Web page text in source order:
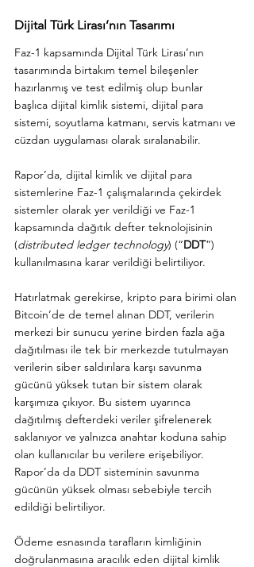
Dijital Türk Lirası’nın Tasarımı
Faz-1 kapsamında Dijital Türk Lirası’nın
tasarımında birtakım temel bileşenler
hazırlanmış ve test edilmiş olup bunlar
başlıca dijital kimlik sistemi, dijital para
sistemi, soyutlama katmanı, servis katmanı ve
cüzdan uygulaması olarak sıralanabilir.
Rapor’da, dijital kimlik ve dijital para
sistemlerine Faz-1 çalışmalarında çekirdek
sistemler olarak yer verildiği ve Faz-1
kapsamında dağıtık defter teknolojisinin
(distributed ledger technology) (“DDT”)
kullanılmasına karar verildiği belirtiliyor.
Hatırlatmak gerekirse, kripto para birimi olan
Bitcoin’de de temel alınan DDT, verilerin
merkezi bir sunucu yerine birden fazla ağa
dağıtılması ile tek bir merkezde tutulmayan
verilerin siber saldırılara karşı savunma
gücünü yüksek tutan bir sistem olarak
karşımıza çıkıyor. Bu sistem uyarınca
dağıtılmış defterdeki veriler şifrelenerek
saklanıyor ve yalnızca anahtar koduna sahip
olan kullanıcılar bu verilere erişebiliyor.
Rapor’da da DDT sisteminin savunma
gücünün yüksek olması sebebiyle tercih
edildiği belirtiliyor.
Ödeme esnasında tarafların kimliğinin
doğrulanmasına aracılık eden dijital kimlik